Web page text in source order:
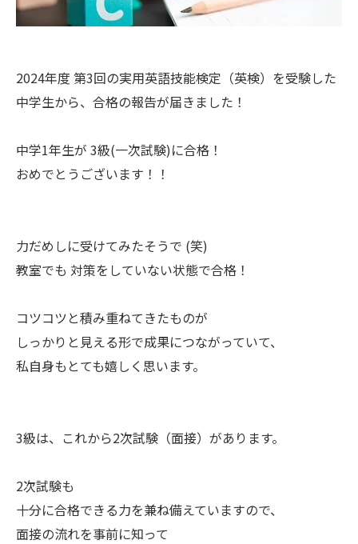
2024年度 第3回の実用英語技能検定（英検）を受験した
中学生から、合格の報告が届きました！
中学1年生が 3級(一次試験)に合格！
おめでとうございます！！
力だめしに受けてみたそうで (笑)
教室でも 対策をしていない状態で合格！
コツコツと積み重ねてきたものが
しっかりと見える形で成果につながっていて、
私自身もとても嬉しく思います。
3級は、これから2次試験（面接）があります。
2次試験も
十分に合格できる力を兼ね備えていますので、
面接の流れを事前に知って